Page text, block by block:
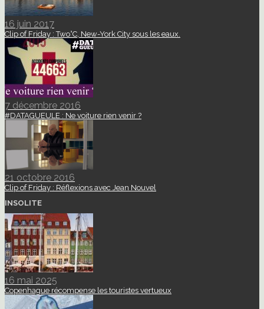
16 juin 2017
Clip of Friday : Two°C, New-York City sous les eaux.
7 décembre 2016
#DATAGUEULE : Ne voiture rien venir ?
21 octobre 2016
Clip of Friday : Réflexions avec Jean Nouvel
INSOLITE
16 mai 2025
Copenhague récompense les touristes vertueux